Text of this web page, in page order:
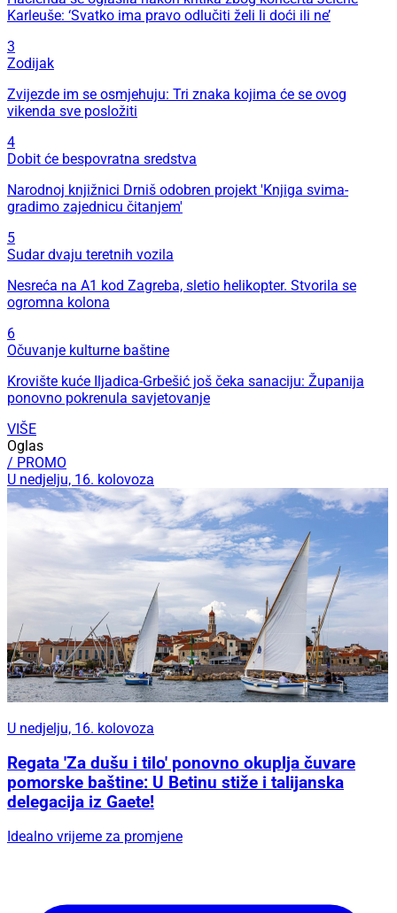
Karleuše: ‘Svatko ima pravo odlučiti želi li doći ili ne’
3
Zodijak
Zvijezde im se osmjehuju: Tri znaka kojima će se ovog
vikenda sve posložiti
4
Dobit će bespovratna sredstva
Narodnoj knjižnici Drniš odobren projekt 'Knjiga svima-
gradimo zajednicu čitanjem'
5
Sudar dvaju teretnih vozila
Nesreća na A1 kod Zagreba, sletio helikopter. Stvorila se
ogromna kolona
6
Očuvanje kulturne baštine
Krovište kuće Iljadica-Grbešić još čeka sanaciju: Županija
ponovno pokrenula savjetovanje
VIŠE
Oglas
/ PROMO
U nedjelju, 16. kolovoza
U nedjelju, 16. kolovoza
Regata 'Za dušu i tilo' ponovno okuplja čuvare
pomorske baštine: U Betinu stiže i talijanska
delegacija iz Gaete!
Idealno vrijeme za promjene